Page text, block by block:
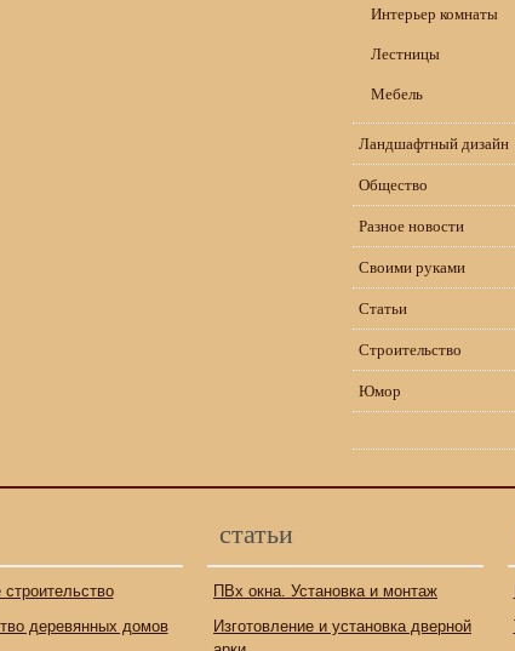
Интерьер комнаты
Лестницы
Мебель
Ландшафтный дизайн
Общество
Разное новости
Своими руками
Статьи
Строительство
Юмор
деревянных домов
статьи
ПВх окна. Установка и монтаж
Изготовление и установка дверной